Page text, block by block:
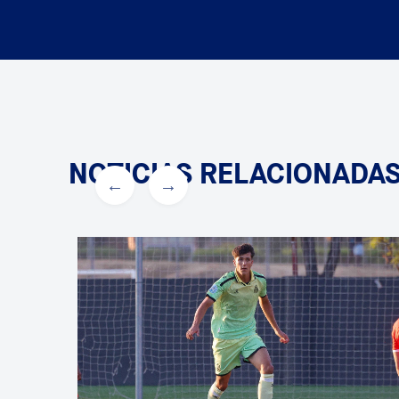
NOTICIAS